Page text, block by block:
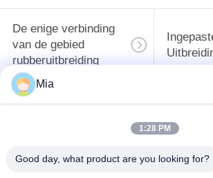
De enige verbinding
van de gebied
rubberuitbreiding
rubberuitbreidingsverbinding
De
Gebied
Mia
1:28 PM
Good day, what product are you looking for?